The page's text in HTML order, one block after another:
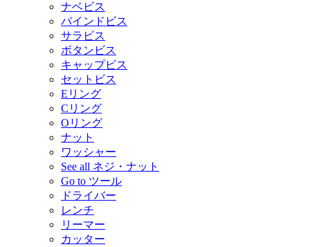
ナベビス
バインドビス
サラビス
ボタンビス
キャップビス
セットビス
Eリング
Cリング
Oリング
ナット
ワッシャー
See all ネジ・ナット
Go to ツール
ドライバー
レンチ
リーマー
カッター